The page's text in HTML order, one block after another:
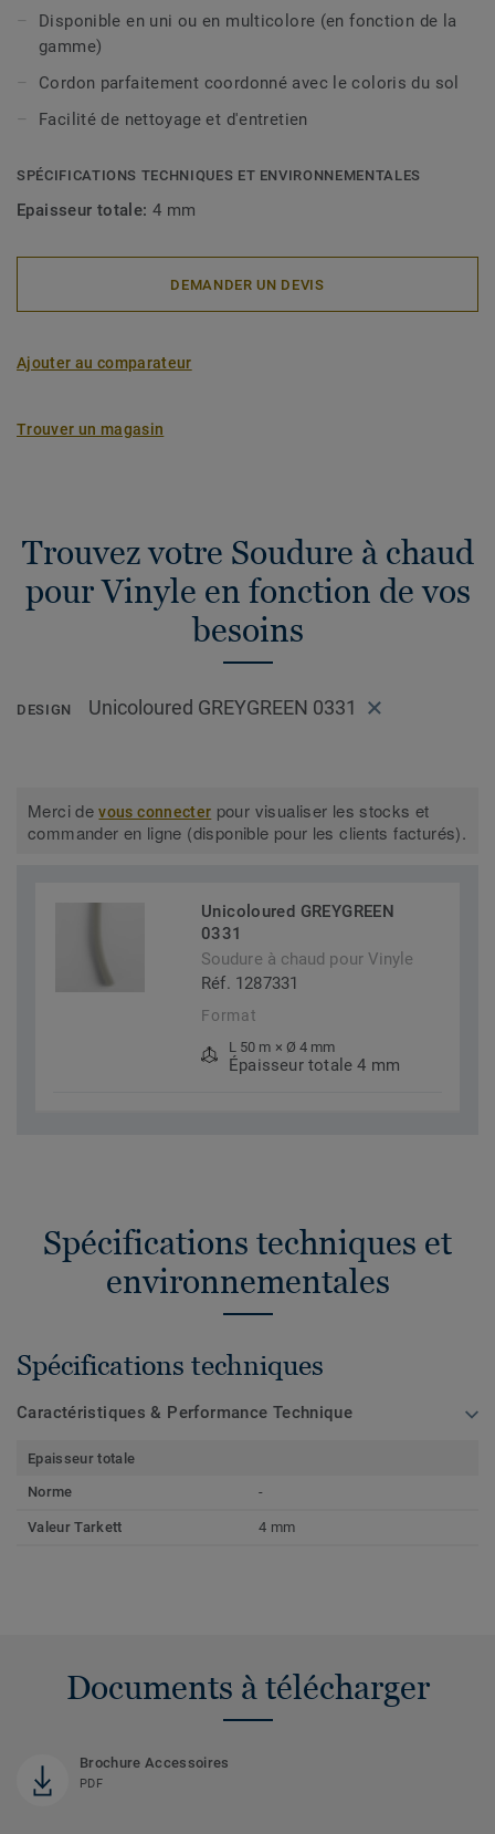
Disponible en uni ou en multicolore (en fonction de la
gamme)
Cordon parfaitement coordonné avec le coloris du sol
Facilité de nettoyage et d'entretien
SPÉCIFICATIONS TECHNIQUES ET ENVIRONNEMENTALES
Epaisseur totale: 4 mm
DEMANDER UN DEVIS
Ajouter au comparateur
Trouver un magasin
Trouvez votre Soudure à chaud
pour Vinyle en fonction de vos
besoins
DESIGN Unicoloured GREYGREEN 0331
Merci devous connecter pour visualiser les stocks et
commander en ligne (disponible pour les clients facturés).
Unicoloured GREYGREEN
0331
Soudure à chaud pour Vinyle
Réf. 1287331
Format
L 50 m × Ø 4 mm
Épaisseur totale 4 mm
Spécifications techniques et
environnementales
Spécifications techniques
Caractéristiques & Performance Technique
Epaisseur totale
Norme
-
Valeur Tarkett 4 mm
Documents à télécharger
Brochure Accessoires
PDF